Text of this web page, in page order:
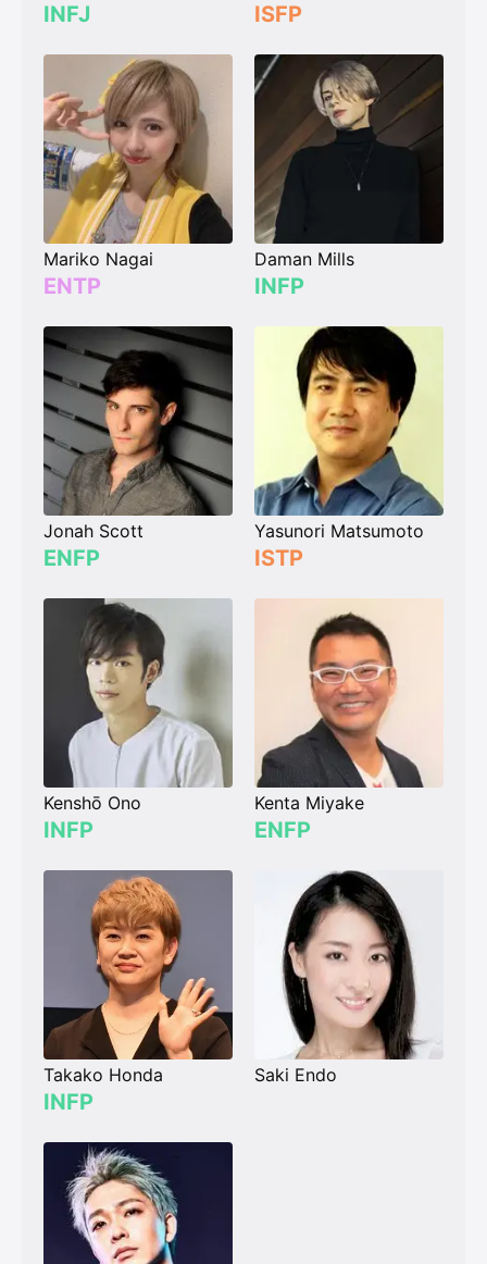
INFJ ISFP
Mariko Nagai
ENTP
Daman Mills
INFP
Jonah Scott
ENFP
Yasunori Matsumoto
ISTP
Kenshō Ono
INFP
Kenta Miyake
ENFP
Takako Honda
INFP
Saki Endo